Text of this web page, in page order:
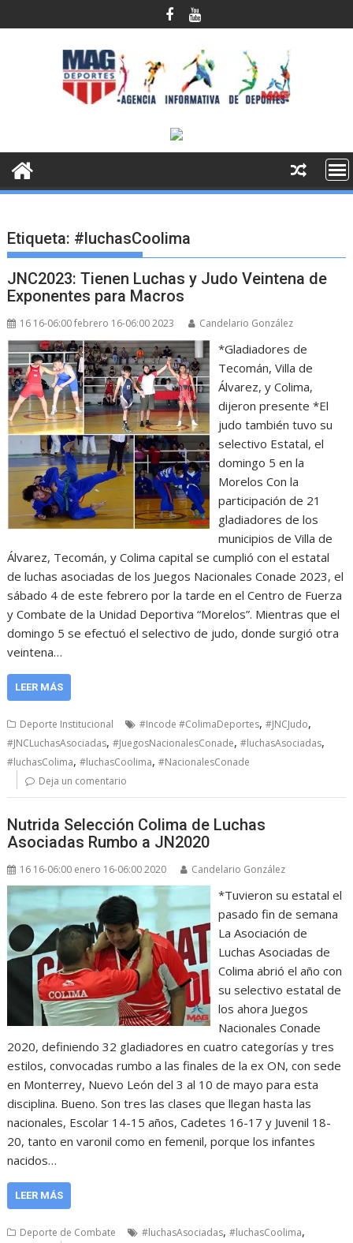
al
Etiqueta: #luchasCoolima
JNC2023: Tienen Luchas y Judo Veintena de
Exponentes para Macros
16 16-06:00 febrero 16-06:00 2023 Candelario González
*Gladiadores de
Tecomán, Villa de
Álvarez, y Colima,
dijeron presente *El
judo también tuvo su
selectivo Estatal, el
domingo 5 en la
Morelos Con la
participación de 21
gladiadores de los
municipios de Villa de
Álvarez, Tecomán, y Colima capital se cumplió con el estatal
de luchas asociadas de los Juegos Nacionales Conade 2023, el
sábado 4 de este febrero por la tarde en el Centro de Fuerza
y Combate de la Unidad Deportiva “Morelos”. Mientras que el
domingo 5 se efectuó el selectivo de judo, donde surgió otra
veintena…
LEER MÁS
Deporte Institucional #Incode #ColimaDeportes,#JNCJudo,
#JNCLuchasAsociadas,#JuegosNacionalesConade,#luchasAsociadas,
#luchasColima,#luchasCoolima,#NacionalesConade
Deja un comentario
Nutrida Selección Colima de Luchas
Asociadas Rumbo a JN2020
16 16-06:00 enero 16-06:00 2020 Candelario González
*Tuvieron su estatal el
pasado fin de semana
La Asociación de
Luchas Asociadas de
Colima abrió el año con
su selectivo estatal de
los ahora Juegos
Nacionales Conade
2020, definiendo 32 gladiadores en cuatro categorías y tres
estilos, convocadas rumbo a las finales de la ex ON, con sede
en Monterrey, Nuevo León del 3 al 10 de mayo para esta
disciplina. Bueno. Son tres las clases que llegan hasta las
nacionales, Escolar 14-15 años, Cadetes 16-17 y Juvenil 18-
20, tanto en varonil como en femenil, porque los infantes
nacidos…
LEER MÁS
Deporte de Combate #luchasAsociadas,#luchasCoolima,